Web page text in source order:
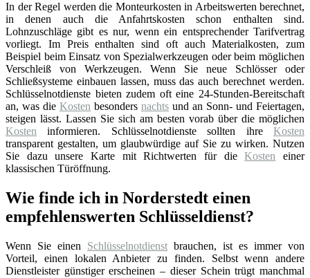
In der Regel werden die Monteurkosten in Arbeitswerten berechnet,
in denen auch die Anfahrtskosten schon enthalten sind.
Lohnzuschläge gibt es nur, wenn ein entsprechender Tarifvertrag
vorliegt. Im Preis enthalten sind oft auch Materialkosten, zum
Beispiel beim Einsatz von Spezialwerkzeugen oder beim möglichen
Verschleiß von Werkzeugen. Wenn Sie neue Schlösser oder
Schließsysteme einbauen lassen, muss das auch berechnet werden.
Schlüsselnotdienste bieten zudem oft eine 24-Stunden-Bereitschaft
an, was die Kosten besonders nachts und an Sonn- und Feiertagen,
steigen lässt. Lassen Sie sich am besten vorab über die möglichen
Kosten informieren. Schlüsselnotdienste sollten ihre Kosten
transparent gestalten, um glaubwürdige auf Sie zu wirken. Nutzen
Sie dazu unsere Karte mit Richtwerten für dieKosten einer
klassischen Türöffnung.
Wie finde ich in Norderstedt einen
empfehlenswerten Schlüsseldienst?
Wenn Sie einen Schlüsselnotdienst brauchen, ist es immer von
Vorteil, einen lokalen Anbieter zu finden. Selbst wenn andere
Dienstleister günstiger erscheinen – dieser Schein trügt manchmal